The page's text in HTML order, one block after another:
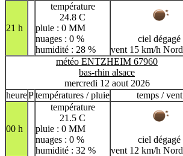
21 h
température
24.8 C
pluie : 0 MM
nuages : 0 %
humidité : 28 %
ciel dégagé
vent 15 km/h Nord
météo ENTZHEIM 67960
bas-rhin alsace
mercredi 12 aout 2026
heurePtempératures / pluie temps / vent
00 h
température
21.5 C
pluie : 0 MM
nuages : 0 %
humidité : 32 %
ciel dégagé
vent 12 km/h Nord